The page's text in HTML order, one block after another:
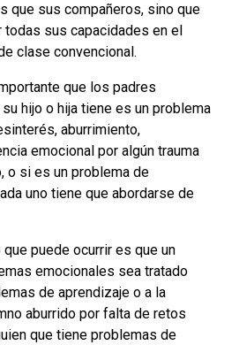
que sus compañeros, sino que
todas sus capacidades en el
clase convencional.
que los padres
hijo o hija tiene es un problema
aburrimiento,
emocional por algún trauma
o si es un problema de
uno tiene que abordarse de
puede ocurrir es que un
emocionales sea tratado
de aprendizaje o a la
aburrido por falta de retos
que tiene problemas de